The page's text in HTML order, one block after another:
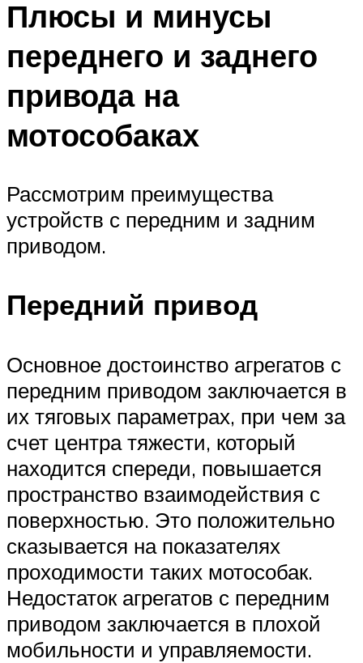
Плюсы и минусы
переднего и заднего
привода на
мотособаках
Рассмотрим преимущества
устройств с передним и задним
приводом.
Передний привод
Основное достоинство агрегатов с
передним приводом заключается в
их тяговых параметрах, при чем за
счет центра тяжести, который
находится спереди, повышается
пространство взаимодействия с
поверхностью. Это положительно
сказывается на показателях
проходимости таких мотособак.
Недостаток агрегатов с передним
приводом заключается в плохой
мобильности и управляемости.